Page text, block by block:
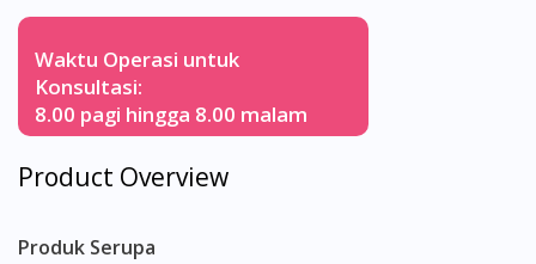
Waktu Operasi untuk
Konsultasi:
8.00 pagi hingga 8.00 malam
Product Overview
Produk Serupa